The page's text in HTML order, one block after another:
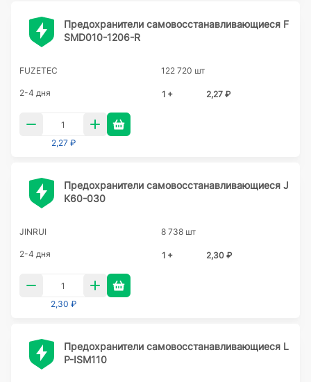
Предохранители самовосстанавливающиеся F
SMD010-1206-R
FUZETEC 122 720 шт
2-4 дня 1 + 2,27 ₽
2,27 ₽
Предохранители самовосстанавливающиеся J
K60-030
JINRUI 8 738 шт
2-4 дня 1 + 2,30 ₽
2,30 ₽
Предохранители самовосстанавливающиеся L
P-ISM110